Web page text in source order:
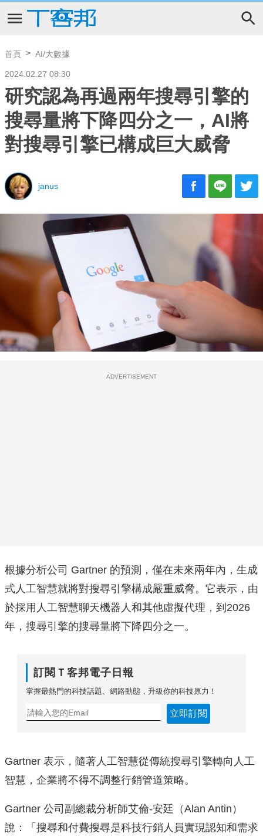
首頁 AI/大數據
2024.02.27 08:30
研究認為再過兩年搜尋引擎的
搜尋量將下降四分之一，AI將
對搜尋引擎已構成巨大威脅
janus
ADVERTISEMENT
根據分析公司 Gartner 的預測，僅在未來兩年內，生成
式人工智慧就將對搜尋引擎構成嚴重威脅。它表示，由
於採用人工智慧聊天機器人和其他虛擬代理，到2026
年，搜尋引擎的搜尋量將下降四分之一。
訂閱Ｔ客邦電子日報
掌握最熱門的科技話題、網路動態，升級你的科技原力！
立即訂閱
Gartner 表示，隨著人工智慧從傳統搜尋引擎轉向人工
智慧，企業將不得不調整行銷管道策略。
Gartner 公司副總裁分析師艾倫-安廷（Alan Antin）
說：「搜尋和付費搜尋是科技行銷人員實現認知和需求